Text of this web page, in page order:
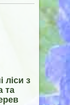
ліси з
та